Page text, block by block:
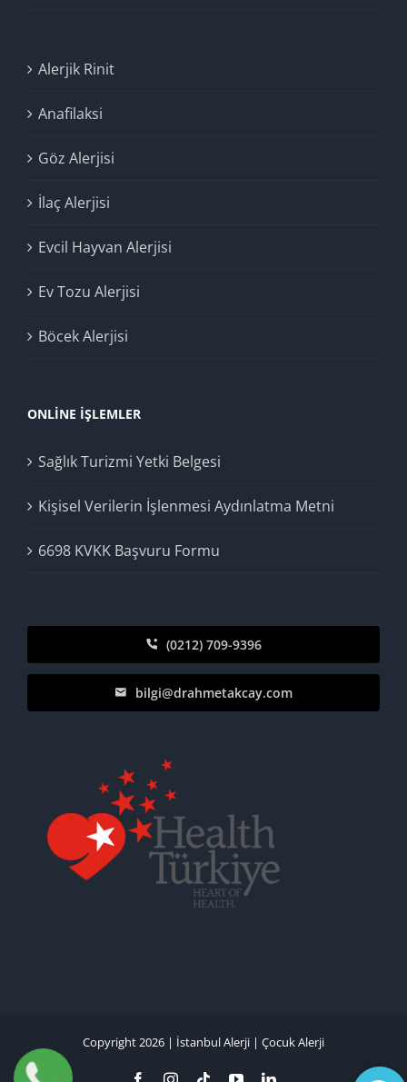
Alerjik Rinit
Anafilaksi
Göz Alerjisi
İlaç Alerjisi
Evcil Hayvan Alerjisi
Ev Tozu Alerjisi
Böcek Alerjisi
ONLINE İŞLEMLER
Sağlık Turizmi Yetki Belgesi
Kişisel Verilerin İşlenmesi Aydınlatma Metni
6698 KVKK Başvuru Formu
(0212) 709-9396
bilgi@drahmetakcay.com
Copyright 2026 | İstanbul Alerji | Çocuk Alerji
FacebookInstagram
TiktokYouTubeLinkedIn